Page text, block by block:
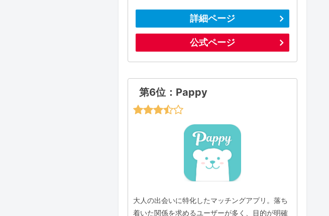
詳細ページ
公式ページ
第6位：Pappy
大人の出会いに特化したマッチングアプリ。落ち
着いた関係を求めるユーザーが多く、目的が明確